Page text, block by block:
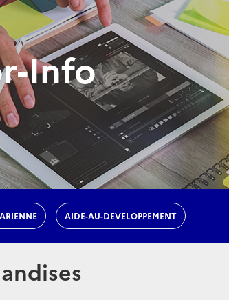
Info
AIDE-AU-DEVELOPPEMENT